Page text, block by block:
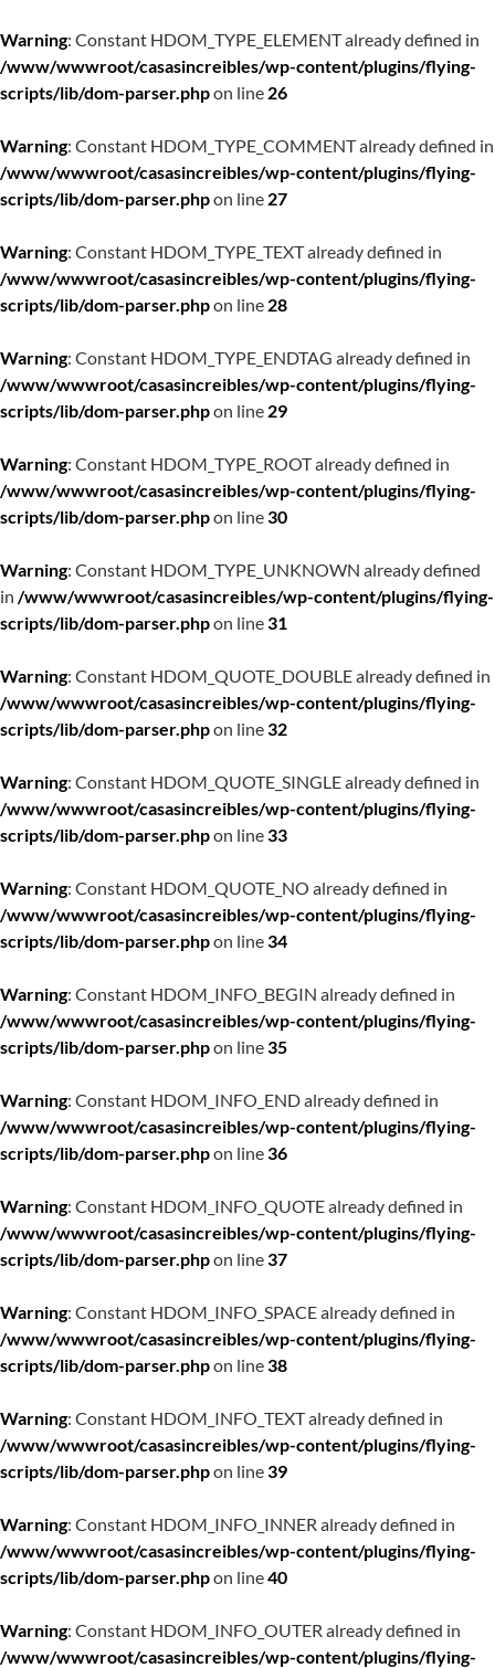
Warning: Constant HDOM_TYPE_ELEMENT already defined in
/www/wwwroot/casasincreibles/wp-content/plugins/flying-
scripts/lib/dom-parser.phpon line 26
Warning: Constant HDOM_TYPE_COMMENT already defined in
/www/wwwroot/casasincreibles/wp-content/plugins/flying-
scripts/lib/dom-parser.phpon line 27
Warning: Constant HDOM_TYPE_TEXT already defined in
/www/wwwroot/casasincreibles/wp-content/plugins/flying-
scripts/lib/dom-parser.phpon line 28
Warning: Constant HDOM_TYPE_ENDTAG already defined in
/www/wwwroot/casasincreibles/wp-content/plugins/flying-
scripts/lib/dom-parser.phpon line 29
Warning: Constant HDOM_TYPE_ROOT already defined in
/www/wwwroot/casasincreibles/wp-content/plugins/flying-
scripts/lib/dom-parser.phpon line30
Warning: Constant HDOM_TYPE_UNKNOWN already defined
in /www/wwwroot/casasincreibles/wp-content/plugins/flying-
scripts/lib/dom-parser.phpon line31
Warning: Constant HDOM_QUOTE_DOUBLE already defined in
/www/wwwroot/casasincreibles/wp-content/plugins/flying-
scripts/lib/dom-parser.phpon line32
Warning: Constant HDOM_QUOTE_SINGLE already defined in
/www/wwwroot/casasincreibles/wp-content/plugins/flying-
scripts/lib/dom-parser.phpon line33
Warning: Constant HDOM_QUOTE_NO already defined in
/www/wwwroot/casasincreibles/wp-content/plugins/flying-
scripts/lib/dom-parser.phpon line34
Warning: Constant HDOM_INFO_BEGIN already defined in
/www/wwwroot/casasincreibles/wp-content/plugins/flying-
scripts/lib/dom-parser.phpon line35
Warning: Constant HDOM_INFO_END already defined in
/www/wwwroot/casasincreibles/wp-content/plugins/flying-
scripts/lib/dom-parser.phpon line36
Warning: Constant HDOM_INFO_QUOTE already defined in
/www/wwwroot/casasincreibles/wp-content/plugins/flying-
scripts/lib/dom-parser.phpon line37
Warning: Constant HDOM_INFO_SPACE already defined in
/www/wwwroot/casasincreibles/wp-content/plugins/flying-
scripts/lib/dom-parser.phpon line38
Warning: Constant HDOM_INFO_TEXT already defined in
/www/wwwroot/casasincreibles/wp-content/plugins/flying-
scripts/lib/dom-parser.phpon line39
Warning: Constant HDOM_INFO_INNER already defined in
/www/wwwroot/casasincreibles/wp-content/plugins/flying-
scripts/lib/dom-parser.phpon line40
Warning: Constant HDOM_INFO_OUTER already defined in
/www/wwwroot/casasincreibles/wp-content/plugins/flying-